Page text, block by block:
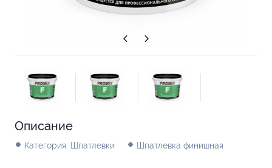
Описание
Категория: Шпатлевки Шпатлевка финишная